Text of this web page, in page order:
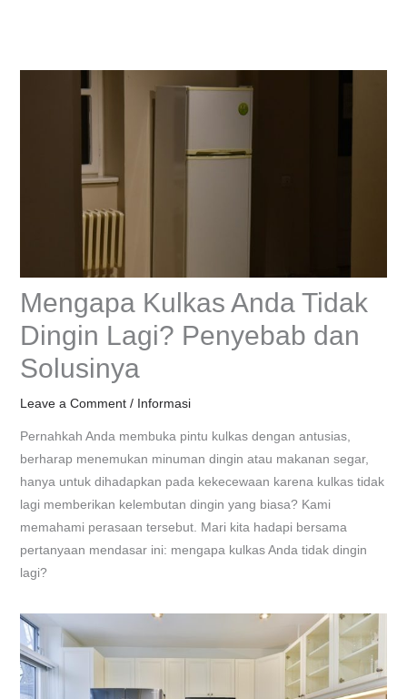
Mengapa Kulkas Anda Tidak
Dingin Lagi? Penyebab dan
Solusinya
Leave a Comment / Informasi
Pernahkah Anda membuka pintu kulkas dengan antusias,
berharap menemukan minuman dingin atau makanan segar,
hanya untuk dihadapkan pada kekecewaan karena kulkas tidak
lagi memberikan kelembutan dingin yang biasa? Kami
memahami perasaan tersebut. Mari kita hadapi bersama
pertanyaan mendasar ini: mengapa kulkas Anda tidak dingin
lagi?